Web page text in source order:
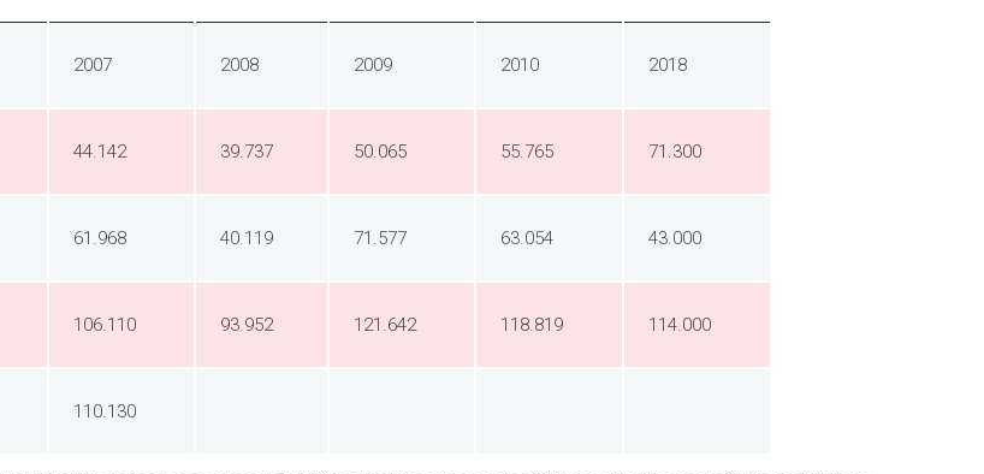
2007 2008 2009 2010 2018
44.142 39.737 50.065 55.765 71.300
61.968 40.119 71.577 63.054 43.000
106.110 93.952 121.642 118.819 114.000
110.130